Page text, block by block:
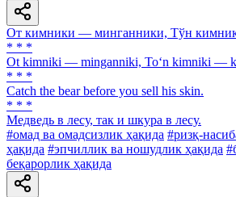
От кимники — минганники, Тўн
* * *
Ot kimniki — minganniki, To‘n kimniki —
* * *
Catch the bear before you sell his skin.
* * *
Медведь в лесу, так и шкура в лесу.
#омад ва омадсизлик ҳақида #ризқ-
ҳақида #эпчиллик ва ношудлик ҳақида
беқарорлик ҳақида